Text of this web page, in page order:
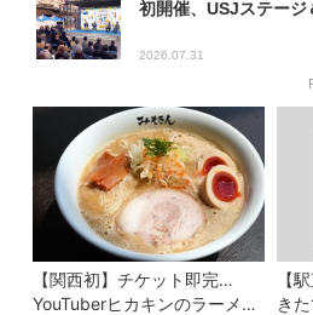
初開催、USJステー
2026.07.31
【関西初】チケット即完…
YouTuberヒカキンのラーメン
【
き